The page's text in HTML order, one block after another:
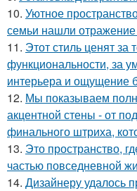
10. Уютное
семьи нашли отражение
11. Этот стиль ценят за
функциональности, за
интерьера и ощущение
12. Мы показываем
акцентной стены - от
финального штриха,
13. Это пространство,
частью повседневной
14. Дизайнеру удалось